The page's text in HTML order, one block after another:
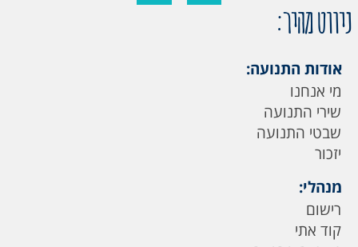
ניווט מהיר:
אודות התנועה:
מי אנחנו
שירי התנועה
שבטי התנועה
יזכור
מנהלי:
רישום
קוד אתי